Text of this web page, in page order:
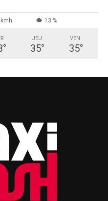
13 %
°
JEU
35°
VEN
35°